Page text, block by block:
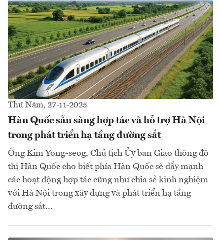
Thứ Năm, 27-11-2025
Hàn Quốc sẵn sàng hợp tác và hỗ trợ Hà Nội
trong phát triển hạ tầng đường sắt
Ông Kim Yong-seog, Chủ tịch Ủy ban Giao thông đô
thị Hàn Quốc cho biết phía Hàn Quốc sẽ đẩy mạnh
các hoạt động hợp tác cũng như chia sẻ kinh nghiệm
với Hà Nội trong xây dựng và phát triển hạ tầng
đường sắt...